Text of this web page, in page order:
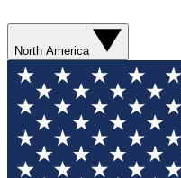
North America